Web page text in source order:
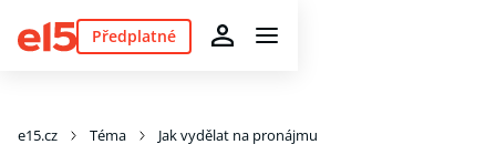
Předplatné
e15.cz Téma Jak vydělat na pronájmu